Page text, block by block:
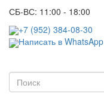
СБ-ВС: 11:00 - 18:00
+7 (952) 384-08-30
Написать в WhatsApp